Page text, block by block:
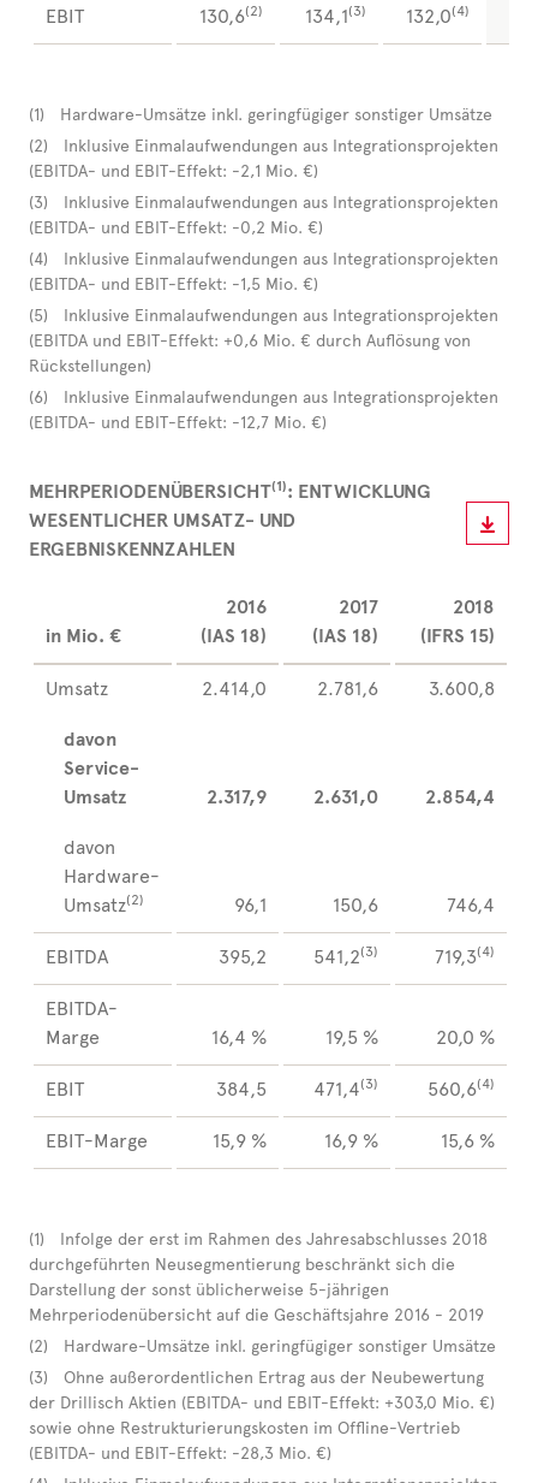
EBIT 130,6(2) 134,1(3) 132,0(4)
(1) Hardware-Umsätze inkl. geringfügiger sonstiger Umsätze
(2) Inklusive Einmalaufwendungen aus Integrationsprojekten
(EBITDA- und EBIT-Effekt: -2,1 Mio. €)
(3) Inklusive Einmalaufwendungen aus Integrationsprojekten
(EBITDA- und EBIT-Effekt: -0,2 Mio. €)
(4) Inklusive Einmalaufwendungen aus Integrationsprojekten
(EBITDA- und EBIT-Effekt: -1,5 Mio. €)
(5) Inklusive Einmalaufwendungen aus Integrationsprojekten
(EBITDA­ und EBIT-Effekt: +0,6 Mio. € durch Auflösung von
Rückstellungen)
(6) Inklusive Einmalaufwendungen aus Integrationsprojekten
(EBITDA- und EBIT-Effekt: -12,7 Mio. €)
MEHRPERIODENÜBERSICHT(1): ENTWICKLUNG
WESENTLICHER UMSATZ- UND
ERGEBNISKENNZAHLEN
in Mio. €
2016
(IAS 18)
2017
(IAS 18)
2018
(IFRS 15)
Umsatz 2.414,0 2.781,6 3.600,8
davon
Service-
Umsatz
2.317,9 2.631,0 2.854,4
davon
Hardware-
Umsatz(2) 96,1 150,6 746,4
EBITDA 395,2 541,2(3) 719,3(4)
EBITDA-
Marge
16,4 % 19,5 % 20,0 %
EBIT 384,5 471,4(3) 560,6(4)
EBIT-Marge 15,9 % 16,9 % 15,6 %
(1) Infolge der erst im Rahmen des Jahresabschlusses 2018
durchgeführten Neusegmentierung beschränkt sich die
Darstellung der sonst üblicherweise 5-jährigen
Mehrperiodenübersicht auf die Geschäftsjahre 2016 - 2019
(2) Hardware-Umsätze inkl. geringfügiger sonstiger Umsätze
(3) Ohne außerordentlichen Ertrag aus der Neubewertung
der Drillisch Aktien (EBITDA- und EBIT-Effekt: +303,0 Mio. €)
sowie ohne Restrukturierungskosten im Offline-Vertrieb
(EBITDA- und EBIT-Effekt: -28,3 Mio. €)